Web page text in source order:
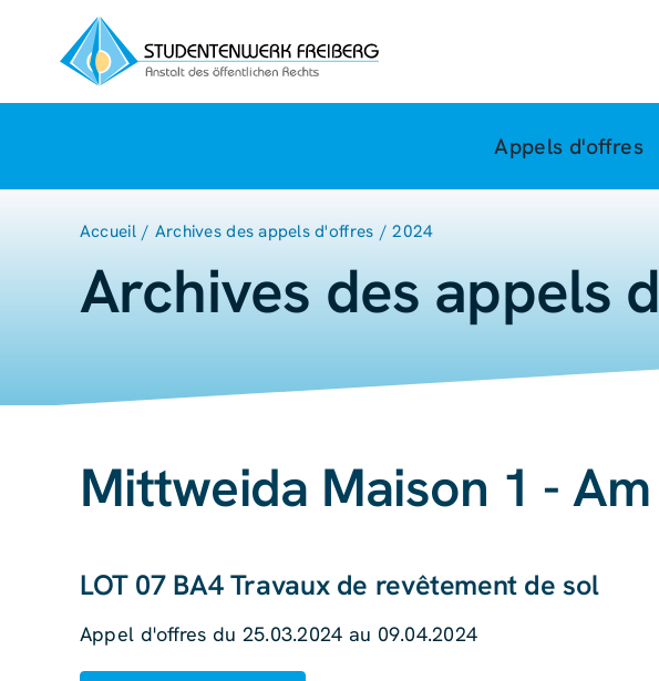
content
Appels d'offres
Accueil Archives des appels d'offres 2024
Archives des appels
Mittweida Maison 1 -
LOT 07 BA4 Travaux de revêtement de sol
Appel d'offres du 25.03.2024 au 09.04.2024